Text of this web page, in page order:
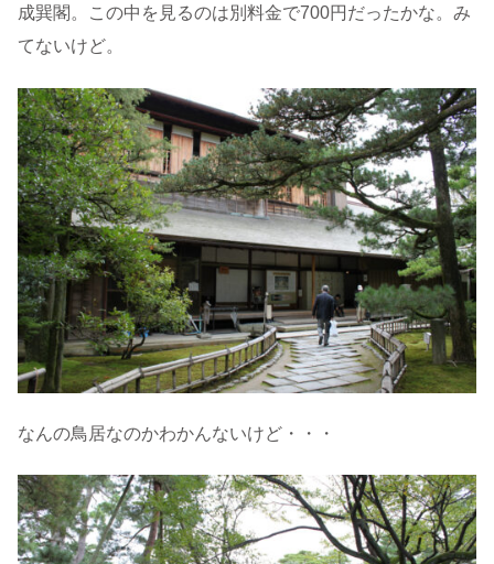
成巽閣。この中を見るのは別料金で700円だったかな。み
てないけど。
なんの鳥居なのかわかんないけど・・・